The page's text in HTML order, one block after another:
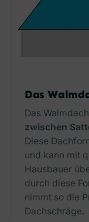
Das
Das
zwischen
Diese
und kann mit
Hausbauer
durch diese
nimmt so die
Dachschräge.